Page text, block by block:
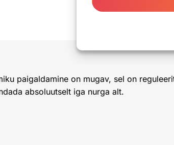
paigaldamine on mugav, sel on
absoluutselt iga nurga alt.